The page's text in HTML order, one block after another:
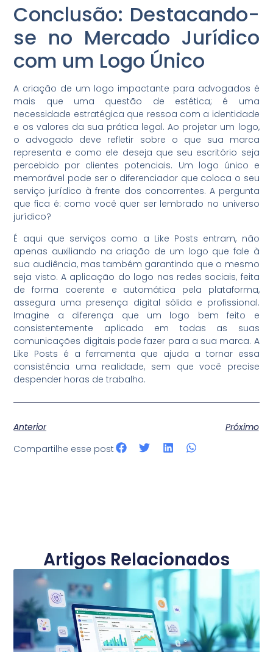
Conclusão: Destacando-
se no Mercado Jurídico
com um Logo Único
A criação de um logo impactante para advogados é
mais que uma questão de estética; é uma
necessidade estratégica que ressoa com a identidade
e os valores da sua prática legal. Ao projetar um logo,
o advogado deve refletir sobre o que sua marca
representa e como ele deseja que seu escritório seja
percebido por clientes potenciais. Um logo único e
memorável pode ser o diferenciador que coloca o seu
serviço jurídico à frente dos concorrentes. A pergunta
que fica é: como você quer ser lembrado no universo
jurídico?
É aqui que serviços como a Like Posts entram, não
apenas auxiliando na criação de um logo que fale à
sua audiência, mas também garantindo que o mesmo
seja visto. A aplicação do logo nas redes sociais, feita
de forma coerente e automática pela plataforma,
assegura uma presença digital sólida e profissional.
Imagine a diferença que um logo bem feito e
consistentemente aplicado em todas as suas
comunicações digitais pode fazer para a sua marca. A
Like Posts é a ferramenta que ajuda a tornar essa
consistência uma realidade, sem que você precise
despender horas de trabalho.
Anterior
Próximo
Compartilhe esse post
Artigos Relacionados